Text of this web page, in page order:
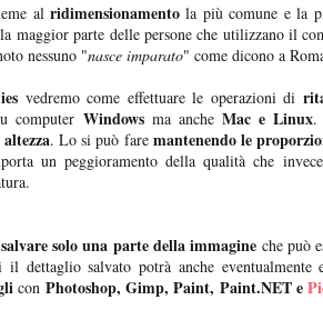
alridimensionamento la più comune e la
maggior parte delle persone che utilizzano il
nessuno "nasce imparato" come dicono a
vedremo come effettuare le operazioni di
computer Windowsma anche Mac e Linux.
. Lo si può faremantenendo le
un peggioramento della qualità che
salvare solo una parte della immagine che può
dettaglio salvato potrà anche eventualmente
con Photoshop, Gimp, Paint, Paint.NET e